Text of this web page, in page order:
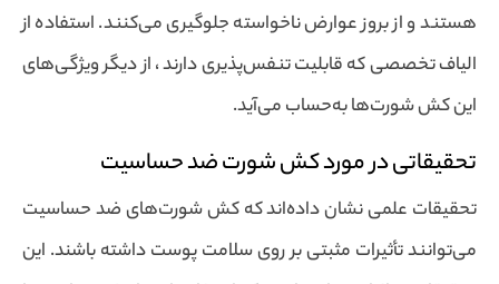
هستند و از بروز عوارض ناخواسته جلوگیری می‌کنند. استفاده از
الیاف تخصصی که قابلیت تنفس‌پذیری دارند ، از دیگر ویژگی‌های
این کش شورت‌ها به‌حساب می‌آید.
تحقیقاتی در مورد کش شورت ضد حساسیت
تحقیقات علمی نشان داده‌اند که کش شورت‌های ضد حساسیت
می‌توانند تأثیرات مثبتی بر روی سلامت پوست داشته باشند. این